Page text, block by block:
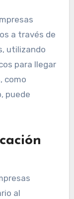
a través de
utilizando
para llegar
como
puede
al